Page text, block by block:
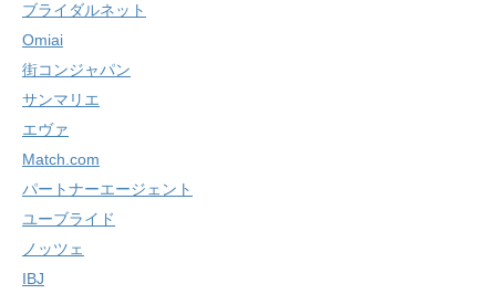
ブライダルネット
Omiai
街コンジャパン
サンマリエ
エヴァ
Match.com
パートナーエージェント
ユーブライド
ノッツェ
IBJ